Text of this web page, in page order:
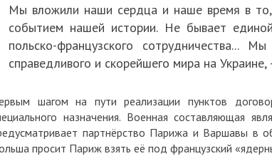
Мы вложили наши сердца и наше время в
событием нашей истории. Не бывает
польско-французского сотрудничества...
справедливого и скорейшего мира на
шагом на пути реализации пунктов
назначения. Военная составляющая
партнёрство Парижа и Варшавы в
просит Париж взять её под французский